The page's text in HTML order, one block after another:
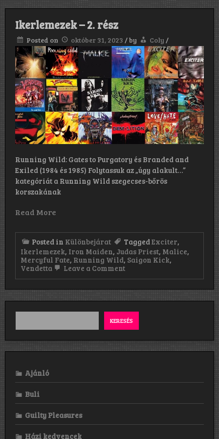
Ikerlemezek – 2. rész
Posted on október 31, 2023 /by Coly /
Running Wild: Gates to Purgatory és Branded and
Exiled (1984 és 1985) Folytassuk az „úgy alakult…”
kategóriát a Running Wild szegecses-bőrös
korszakának
Read More
Posted in Különbejárat TaggedExciter,
Ikerlemezek, Iron Maiden, Judas Priest, Malice,
Mercyful Fate, Running Wild, Saigon Kick,
Vendetta
Leave a Commenton
2.
rész
KERESÉS
Ajánló
Buli
Guilty Pleasures
Házi kedvencek